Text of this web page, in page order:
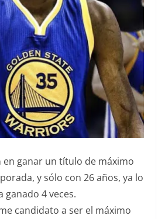
en ganar un título de máximo
y sólo con 26 años, ya lo
ganado 4 veces.
candidato a ser el máximo